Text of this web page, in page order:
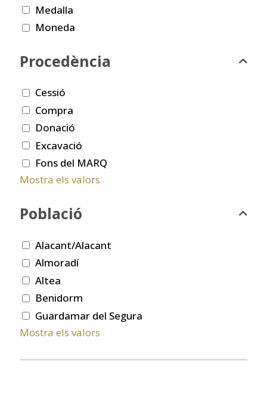
Medalla
Moneda
Procedència
Cessió
Compra
Donació
Excavació
Fons del MARQ
Mostra els valors
Població
Alacant/Alacant
Almoradí
Altea
Benidorm
Guardamar del Segura
Mostra els valors